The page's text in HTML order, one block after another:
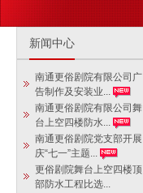
新闻中心
南通更俗剧院有限公司广
告制作及安装业...
南通更俗剧院有限公司舞
台上空四楼防水...
南通更俗剧院党支部开展
庆“七一”主题...
更俗剧院舞台上空四楼顶
部防水工程比选...